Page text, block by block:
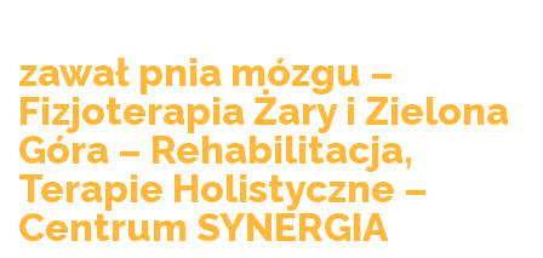
zawał pnia mózgu –
Fizjoterapia Żary i Zielona
Góra – Rehabilitacja,
Terapie Holistyczne –
Centrum SYNERGIA